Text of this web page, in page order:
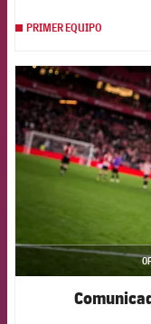
PRIMER EQUIPO